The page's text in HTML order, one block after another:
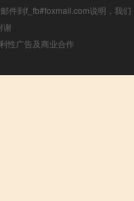
件到f_fb#foxmail.com说明，我们
谢
性广告及商业合作